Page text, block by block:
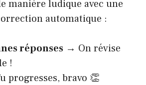
manière ludique avec une
automatique :
réponses → On révise
!
progresses, bravo 👏